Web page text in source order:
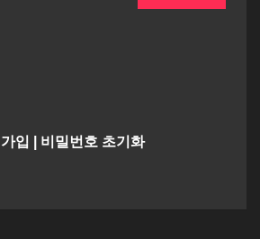
입 비밀번호 초기화